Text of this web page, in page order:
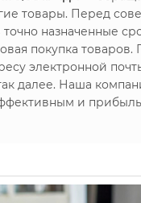
товары. Перед
назначенные
покупка
электронной
далее. Наша
и